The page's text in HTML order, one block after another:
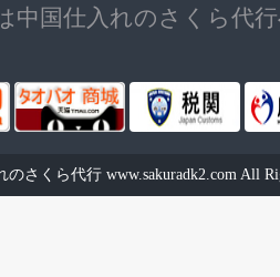
中国仕入れのさくら代
のさくら代行 www.sakuradk2.com All